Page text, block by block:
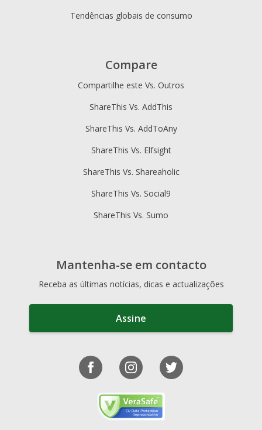
Tendências globais de consumo
Compare
Compartilhe este Vs. Outros
ShareThis Vs. AddThis
ShareThis Vs. AddToAny
ShareThis Vs. Elfsight
ShareThis Vs. Shareaholic
ShareThis Vs. Social9
ShareThis Vs. Sumo
Mantenha-se em contacto
Receba as últimas notícias, dicas e actualizações
Assine